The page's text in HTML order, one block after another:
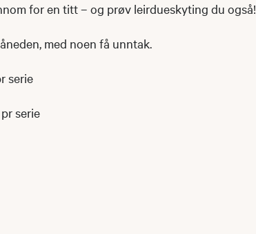
for en titt – og prøv leirdueskyting du også!
med noen få unntak.
serie
serie